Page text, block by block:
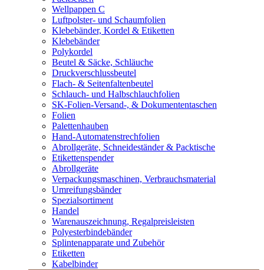
Wellpappen C
Luftpolster- und Schaumfolien
Klebebänder, Kordel & Etiketten
Klebebänder
Polykordel
Beutel & Säcke, Schläuche
Druckverschlussbeutel
Flach- & Seitenfaltenbeutel
Schlauch- und Halbschlauchfolien
SK-Folien-Versand-, & Dokumententaschen
Folien
Palettenhauben
Hand-Automatenstrechfolien
Abrollgeräte, Schneideständer & Packtische
Etikettenspender
Abrollgeräte
Verpackungsmaschinen, Verbrauchsmaterial
Umreifungsbänder
Spezialsortiment
Handel
Warenauszeichnung, Regalpreisleisten
Polyesterbindebänder
Splintenapparate und Zubehör
Etiketten
Kabelbinder